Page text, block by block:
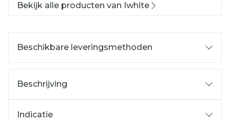
Bekijk alle producten van Iwhite
Beschikbare leveringsmethoden
Beschrijving
Indicatie